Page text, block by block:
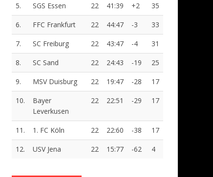
5. SGS Essen 22 41:39 +2 35
6. FFC Frankfurt 22 44:47 -3 33
7. SC Freiburg 22 43:47 -4 31
8. SC Sand 22 24:43 -19 25
9. MSV Duisburg 22 19:47 -28 17
10.
Bayer
Leverkusen
22 22:51 -29 17
11. 1. FC Köln 22 22:60 -38 17
12. USV Jena 22 15:77 -62 4